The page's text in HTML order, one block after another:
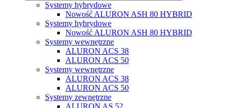
Systemy hybrydowe
Nowość ALURON ASH 80 HYBRID
Systemy hybrydowe
Nowość ALURON ASH 80 HYBRID
Systemy wewnętrzne
ALURON ACS 38
ALURON ACS 50
Systemy wewnętrzne
ALURON ACS 38
ALURON ACS 50
Systemy zewnętrzne
ALURON AS 52